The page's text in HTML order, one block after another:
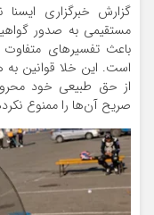
گزارش خبرگزاری
مستقیمی به صدور
باعث تفسیرهای
است. این خلا قوانین به
از حق طبیعی خود
صریح آن‌ها را ممنوع